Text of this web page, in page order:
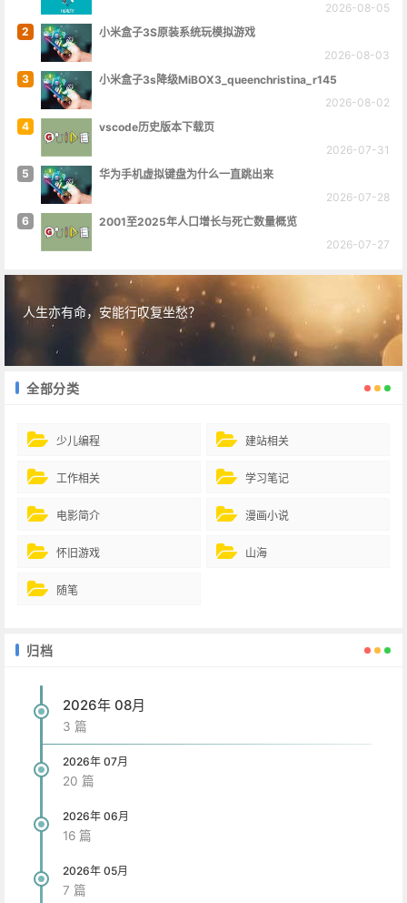
2026-08-05
2
小米盒子3S原装系统玩模拟游戏
2026-08-03
3
小米盒子3s降级MiBOX3_queenchristina_r145
2026-08-02
4
vscode历史版本下载页
2026-07-31
5
华为手机虚拟键盘为什么一直跳出来
2026-07-28
6
2001至2025年人口增长与死亡数量概览
2026-07-27
人生亦有命，安能行叹复坐愁？
全部分类
少儿编程 建站相关
工作相关 学习笔记
电影简介 漫画小说
怀旧游戏 山海
随笔
归档
2026年 08月
3 篇
2026年 07月
20 篇
2026年 06月
16 篇
2026年 05月
7 篇